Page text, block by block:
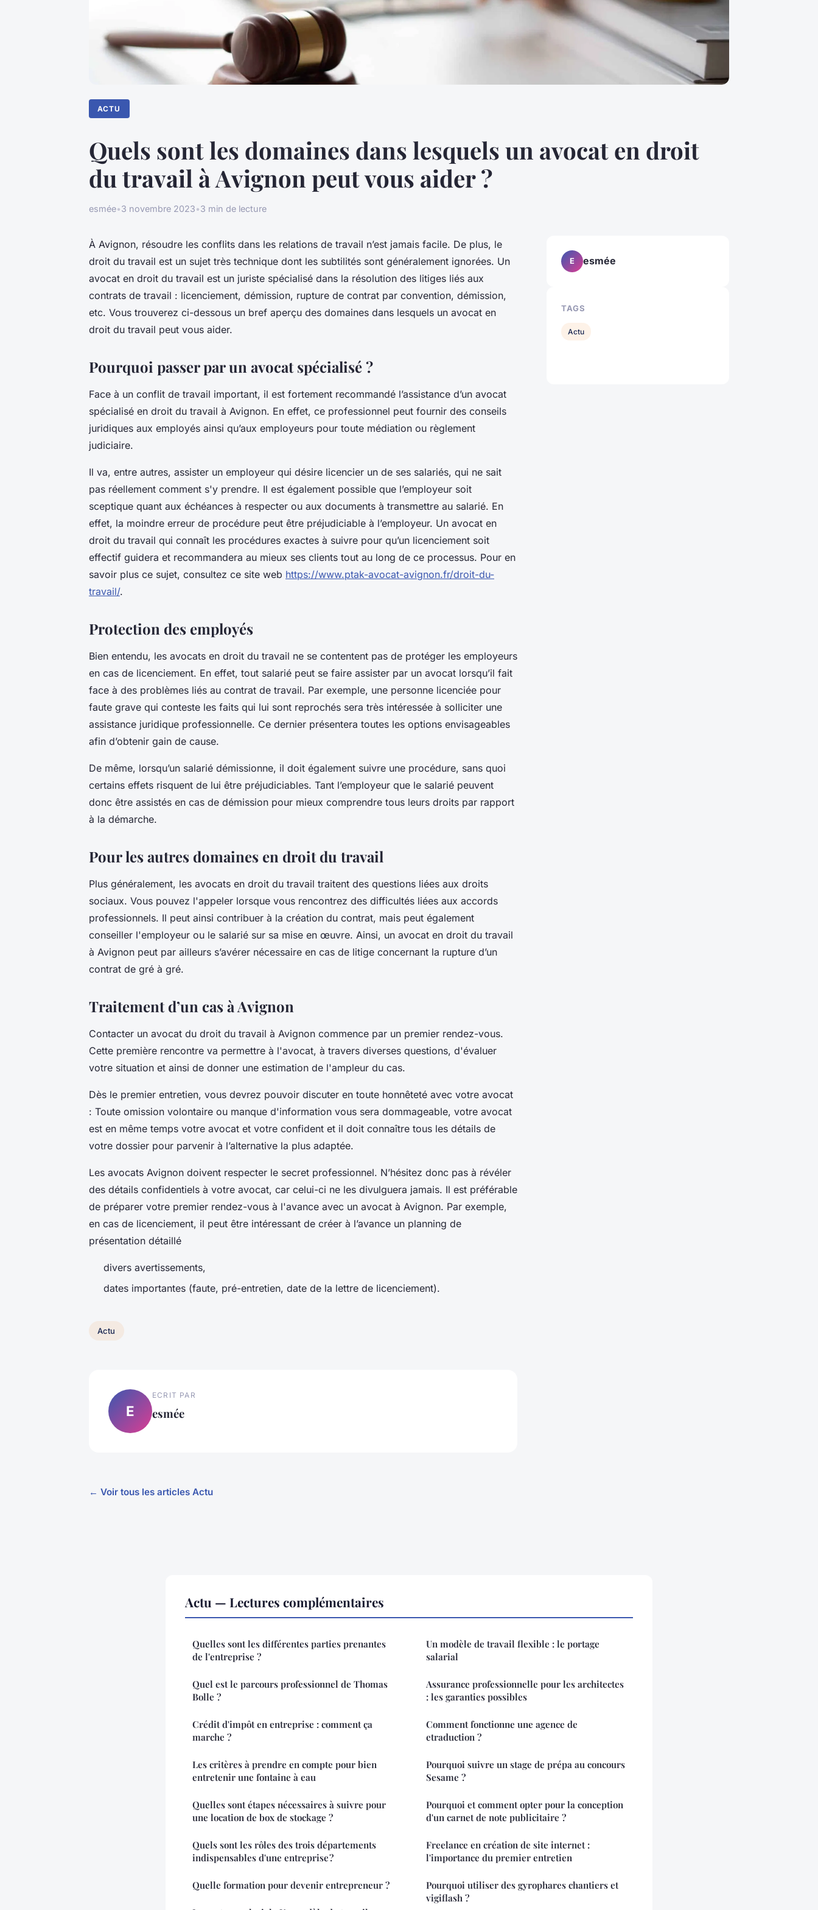
ACTU
Quels sont les domaines dans lesquels un avocat en droit
du travail à Avignon peut vous aider ?
esmée•3 novembre 2023•3 min de lecture
À Avignon, résoudre les conflits dans les relations de travail n’est jamais facile. De plus, le
droit du travail est un sujet très technique dont les subtilités sont généralement ignorées. Un
avocat en droit du travail est un juriste spécialisé dans la résolution des litiges liés aux
contrats de travail : licenciement, démission, rupture de contrat par convention, démission,
etc. Vous trouverez ci-dessous un bref aperçu des domaines dans lesquels un avocat en
droit du travail peut vous aider.
Pourquoi passer par un avocat spécialisé ?
Face à un conflit de travail important, il est fortement recommandé l’assistance d’un avocat
spécialisé en droit du travail à Avignon. En effet, ce professionnel peut fournir des conseils
juridiques aux employés ainsi qu’aux employeurs pour toute médiation ou règlement
judiciaire.
Il va, entre autres, assister un employeur qui désire licencier un de ses salariés, qui ne sait
pas réellement comment s'y prendre. Il est également possible que l’employeur soit
sceptique quant aux échéances à respecter ou aux documents à transmettre au salarié. En
effet, la moindre erreur de procédure peut être préjudiciable à l’employeur. Un avocat en
droit du travail qui connaît les procédures exactes à suivre pour qu’un licenciement soit
effectif guidera et recommandera au mieux ses clients tout au long de ce processus. Pour en
savoir plus ce sujet, consultez ce site web https://www.ptak-avocat-avignon.fr/droit-du-
travail/.
Protection des employés
Bien entendu, les avocats en droit du travail ne se contentent pas de protéger les employeurs
en cas de licenciement. En effet, tout salarié peut se faire assister par un avocat lorsqu’il fait
face à des problèmes liés au contrat de travail. Par exemple, une personne licenciée pour
faute grave qui conteste les faits qui lui sont reprochés sera très intéressée à solliciter une
assistance juridique professionnelle. Ce dernier présentera toutes les options envisageables
afin d’obtenir gain de cause.
De même, lorsqu’un salarié démissionne, il doit également suivre une procédure, sans quoi
certains effets risquent de lui être préjudiciables. Tant l’employeur que le salarié peuvent
donc être assistés en cas de démission pour mieux comprendre tous leurs droits par rapport
à la démarche.
Pour les autres domaines en droit du travail
Plus généralement, les avocats en droit du travail traitent des questions liées aux droits
sociaux. Vous pouvez l'appeler lorsque vous rencontrez des difficultés liées aux accords
professionnels. Il peut ainsi contribuer à la création du contrat, mais peut également
conseiller l'employeur ou le salarié sur sa mise en œuvre. Ainsi, un avocat en droit du travail
à Avignon peut par ailleurs s’avérer nécessaire en cas de litige concernant la rupture d’un
contrat de gré à gré.
Traitement d’un cas à Avignon
Contacter un avocat du droit du travail à Avignon commence par un premier rendez-vous.
Cette première rencontre va permettre à l'avocat, à travers diverses questions, d'évaluer
votre situation et ainsi de donner une estimation de l'ampleur du cas.
Dès le premier entretien, vous devrez pouvoir discuter en toute honnêteté avec votre avocat
: Toute omission volontaire ou manque d'information vous sera dommageable, votre avocat
est en même temps votre avocat et votre confident et il doit connaître tous les détails de
votre dossier pour parvenir à l’alternative la plus adaptée.
Les avocats Avignon doivent respecter le secret professionnel. N’hésitez donc pas à révéler
des détails confidentiels à votre avocat, car celui-ci ne les divulguera jamais. Il est préférable
de préparer votre premier rendez-vous à l'avance avec un avocat à Avignon. Par exemple,
en cas de licenciement, il peut être intéressant de créer à l’avance un planning de
présentation détaillé
divers avertissements,
dates importantes (faute, pré-entretien, date de la lettre de licenciement).
Actu
E
ECRIT PAR
esmée
← Voir tous les articles Actu
E esmée
TAGS
Actu
Actu — Lectures complémentaires
Quelles sont les différentes parties prenantes
de l'entreprise ?
Quel est le parcours professionnel de Thomas
Bolle ?
Crédit d'impôt en entreprise : comment ça
marche ?
Les critères à prendre en compte pour bien
entretenir une fontaine à eau
Quelles sont étapes nécessaires à suivre pour
une location de box de stockage ?
Quels sont les rôles des trois départements
indispensables d'une entreprise ?
Quelle formation pour devenir entrepreneur ?
Un modèle de travail flexible : le portage
salarial
Assurance professionnelle pour les architectes
: les garanties possibles
Comment fonctionne une agence de
etraduction ?
Pourquoi suivre un stage de prépa au concours
Sesame ?
Pourquoi et comment opter pour la conception
d'un carnet de note publicitaire ?
Freelance en création de site internet :
l'importance du premier entretien
Pourquoi utiliser des gyrophares chantiers et
vigiflash ?